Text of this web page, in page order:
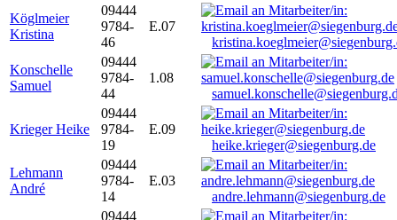
Köglmeier
Kristina
09444
9784-
46
E.07
Konschelle
Samuel
09444
9784-
44
1.08
Krieger Heike
09444
9784-
19
E.09
heike.krieger@siegenburg.de
Lehmann
André
09444
9784-
14
E.03
andre.lehmann@siegenburg.de
09444